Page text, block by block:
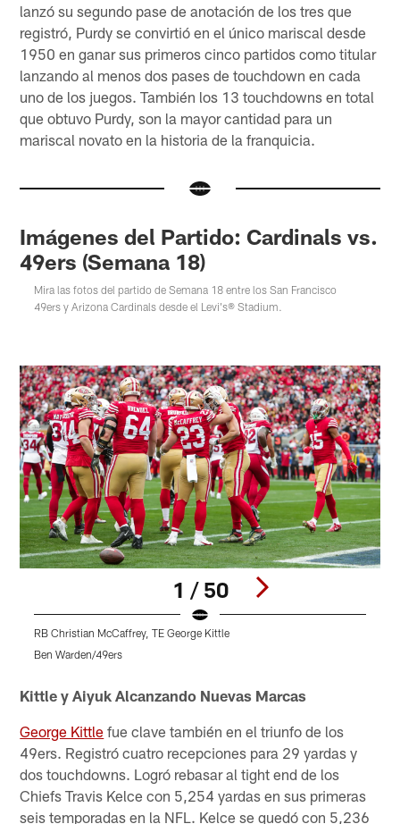
lanzó su segundo pase de anotación de los tres que
registró, Purdy se convirtió en el único mariscal desde
1950 en ganar sus primeros cinco partidos como titular
lanzando al menos dos pases de touchdown en cada
uno de los juegos. También los 13 touchdowns en total
que obtuvo Purdy, son la mayor cantidad para un
mariscal novato en la historia de la franquicia.
Imágenes del Partido: Cardinals vs.
49ers (Semana 18)
Mira las fotos del partido de Semana 18 entre los San Francisco
49ers y Arizona Cardinals desde el Levi's® Stadium.
1 / 50
RB Christian McCaffrey, TE George Kittle
Ben Warden/49ers
Kittle y Aiyuk Alcanzando Nuevas Marcas
George Kittle fue clave también en el triunfo de los
49ers. Registró cuatro recepciones para 29 yardas y
dos touchdowns. Logró rebasar al tight end de los
Chiefs Travis Kelce con 5,254 yardas en sus primeras
seis temporadas en la NFL. Kelce se quedó con 5,236